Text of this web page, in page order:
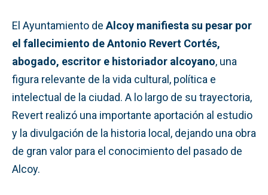
El Ayuntamiento de Alcoy manifiesta su pesar por
el fallecimiento de Antonio Revert Cortés,
abogado, escritor e historiador alcoyano, una
figura relevante de la vida cultural, política e
intelectual de la ciudad. A lo largo de su trayectoria,
Revert realizó una importante aportación al estudio
y la divulgación de la historia local, dejando una obra
de gran valor para el conocimiento del pasado de
Alcoy.